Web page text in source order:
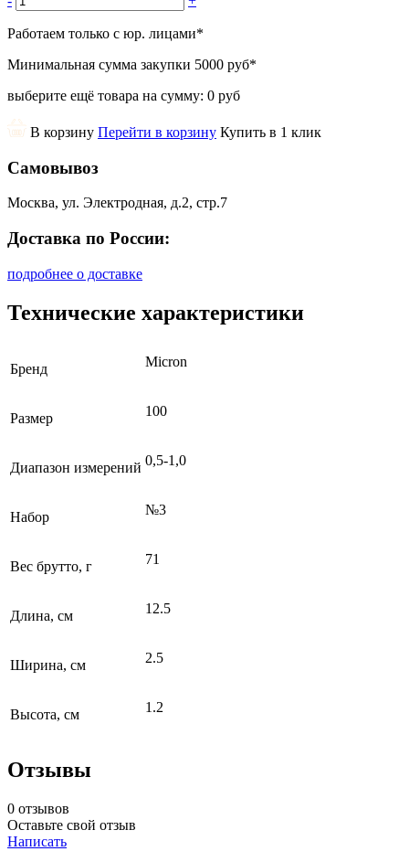
Работаем только с юр. лицами*
Минимальная сумма закупки 5000 руб*
выберите ещё товара на сумму: 0 руб
В корзину Перейти в корзину Купить в 1 клик
Самовывоз
Москва, ул. Электродная, д.2, стр.7
Доставка по России:
подробнее о доставке
Технические характеристики
Бренд Micron
Размер 100
Диапазон измерений 0,5-1,0
Набор №3
Вес брутто, г 71
Длина, см 12.5
Ширина, см 2.5
Высота, см 1.2
Отзывы
0 отзывов
Оставьте свой отзыв
Написать